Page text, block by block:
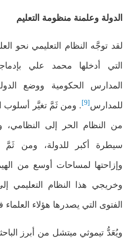
الدولة وعلمنة منظومة التعليم
لقد توجَّه النظام التعليمي نحو
التي أدخلها محمد علي
المدارس الحكومية ووضع
للمدارس [9]
. ومن ثَمَّ تغيَّر أسلوب
من النظام الحر إلى النظامي،
سيطرة أكبر للدولة، ومن ثَمَّ
وإزاحتها لمساحات أوسع من
وخريجي هذا النظام التعليمي
الفتوى التي يصدرها هؤلاء العلماء
ويُعَدُّ تيموثي ميتشل من أبرز